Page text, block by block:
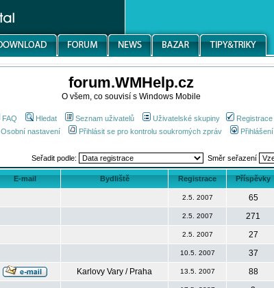
forum.WMHelp.cz
O všem, co souvisí s Windows Mobile
FAQ Hledat Seznam uživatelů Uživatelské skupiny
Registrace
Osobní nastavení
Přihlásit se pro kontrolu soukromých zpráv Přihlášení
Seřadit podle: Směr seřazení
E-mail Bydliště Registrace Příspěvky
2.5. 2007
65
2.5. 2007
271
2.5. 2007
27
10.5. 2007
37
Karlovy Vary / Praha 13.5. 2007
88